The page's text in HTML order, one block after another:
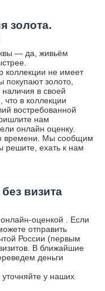
золота.
— да, живьём
коллекции не имеет
золото,
наличия в своей
что в коллекции
востребованной
нам
онлайн оценку.
времени. Мы сообщим
решите, ехать к нам
визита
онлайн-оценкой . Если
отправить
России (первым
В ближайшие
деньги
у наших